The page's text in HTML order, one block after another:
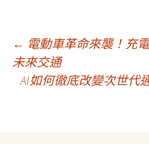
文
章
← 電動車革命來襲！充
未來交通
AI如何徹底改變次世代